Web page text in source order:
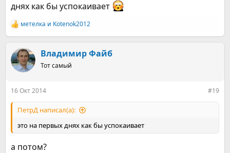
днях как бы успокаивает
Р
е
к
ц
и
метелка и Kotenok2012
Владимир Файб
Тот самый
16 Окт 2014 #19
ПетрД написал(а):
это на первых днях как бы успокаивает
а потом?